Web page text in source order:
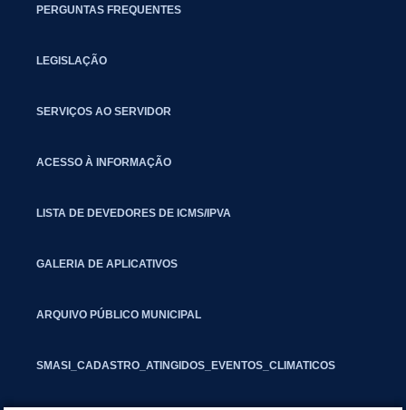
PERGUNTAS FREQUENTES
LEGISLAÇÃO
SERVIÇOS AO SERVIDOR
ACESSO À INFORMAÇÃO
LISTA DE DEVEDORES DE ICMS/IPVA
GALERIA DE APLICATIVOS
ARQUIVO PÚBLICO MUNICIPAL
SMASI_CADASTRO_ATINGIDOS_EVENTOS_CLIMATICOS